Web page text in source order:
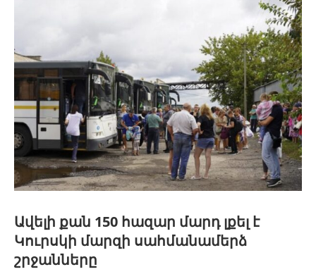
Ավելի քան 150 հազար մարդ լքել է
Կուրսկի մարզի սահմանամերձ
շրջանները